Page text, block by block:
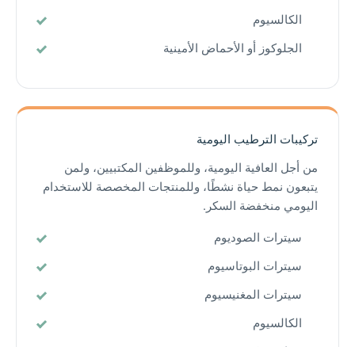
الكالسيوم
الجلوكوز أو الأحماض الأمينية
تركيبات الترطيب اليومية
من أجل العافية اليومية، وللموظفين المكتبيين، ولمن
يتبعون نمط حياة نشطًا، وللمنتجات المخصصة للاستخدام
اليومي منخفضة السكر.
سيترات الصوديوم
سيترات البوتاسيوم
سيترات المغنيسيوم
الكالسيوم